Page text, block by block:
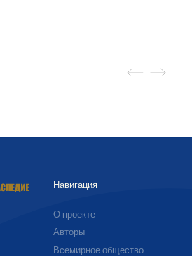
Навигация
О проекте
Авторы
Всемирное общество